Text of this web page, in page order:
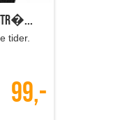
tider.
99,-